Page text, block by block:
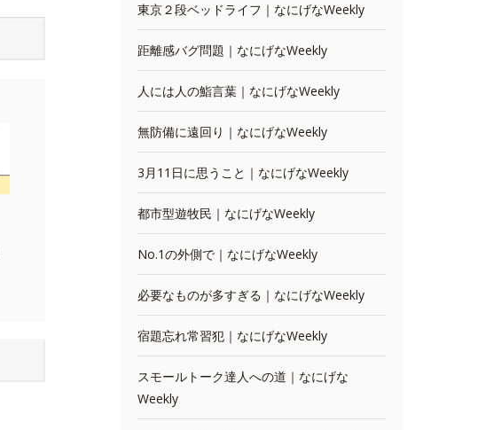
東京２段ベッドライフ｜なにげなWeekly
距離感バグ問題｜なにげなWeekly
人には人の鮨言葉｜なにげなWeekly
無防備に遠回り｜なにげなWeekly
3月11日に思うこと｜なにげなWeekly
都市型遊牧民｜なにげなWeekly
No.1の外側で｜なにげなWeekly
必要なものが多すぎる｜なにげなWeekly
宿題忘れ常習犯｜なにげなWeekly
スモールトーク達人への道｜なにげな
Weekly